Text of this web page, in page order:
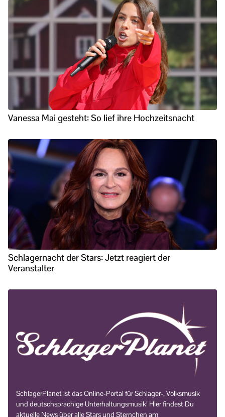
Vanessa Mai gesteht: So lief ihre Hochzeitsnacht
Schlagernacht der Stars: Jetzt reagiert der
Veranstalter
SchlagerPlanet ist das Online-Portal für Schlager-, Volksmusik
und deutschsprachige Unterhaltungsmusik! Hier findest Du
aktuelle News über alle Stars und Sternchen am